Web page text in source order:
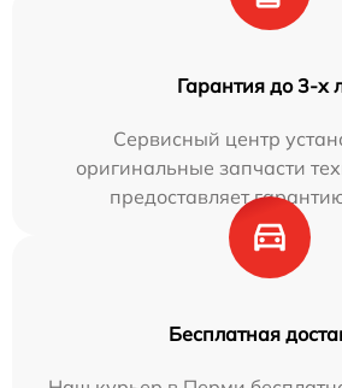
Гарантия до 3-х
Сервисный центр
оригинальные запчасти
предоставляет
Бесплатная